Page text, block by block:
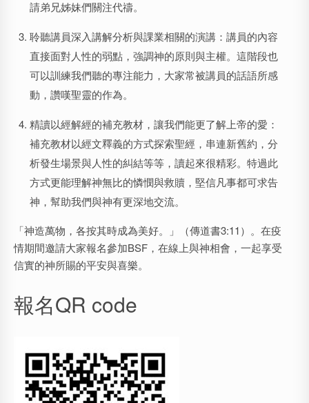
請弟兄姊妹們關注代禱。
聆聽講員深入講解分析與課業相關的演講： 講員的內容
直接面對人性的弱點，強調神的原則與主權。這階段也
可以訓練我們聽的專注能力，大家常被講員的話語所感
動，讚嘆聖靈的作為。
精讀以經解經的補充教材，讓我們能更了解上帝的愛：
補充教材以經文釋義的方式探索聖經，串連新舊約，分
析發生場景與人性的糾結等等，讀起來很精彩。特過此
方式更能理解神無比的憐憫與救贖，堅信凡事都可求告
神，幫助我們與神有更深地交流。
「神造萬物，各按其時成為美好。」（傳道書3:11）。在疫
情期間邀請大家報名參加BSF，在線上與神相會，一起享受
信實的神所賜的平安與喜樂。
報名QR code